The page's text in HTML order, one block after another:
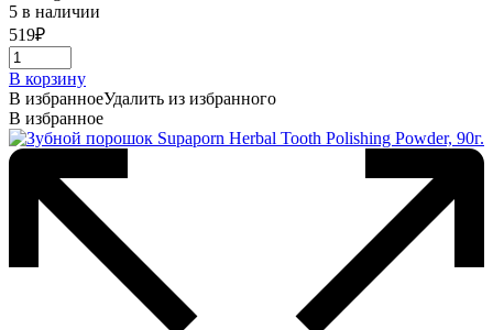
5 в наличии
519₽
В корзину
В избранноеУдалить из избранного
В избранное